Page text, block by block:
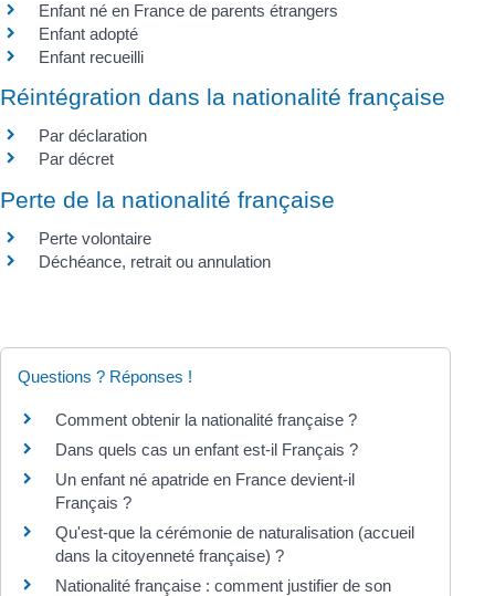
Enfant né en France de parents étrangers
Enfant adopté
Enfant recueilli
Réintégration dans la nationalité française
Par déclaration
Par décret
Perte de la nationalité française
Perte volontaire
Déchéance, retrait ou annulation
Questions ? Réponses !
Comment obtenir la nationalité française ?
Dans quels cas un enfant est-il Français ?
Un enfant né apatride en France devient-il
Français ?
Qu'est-que la cérémonie de naturalisation (accueil
dans la citoyenneté française) ?
Nationalité française : comment justifier de son